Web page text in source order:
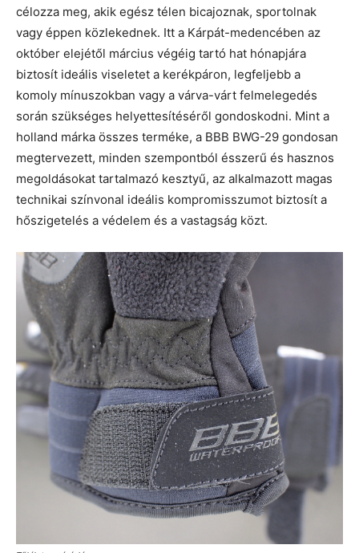
célozza meg, akik egész télen bicajoznak, sportolnak
vagy éppen közlekednek. Itt a Kárpát-medencében az
október elejétől március végéig tartó hat hónapjára
biztosít ideális viseletet a kerékpáron, legfeljebb a
komoly mínuszokban vagy a várva-várt felmelegedés
során szükséges helyettesítéséről gondoskodni. Mint a
holland márka összes terméke, a BBB BWG-29 gondosan
megtervezett, minden szempontból ésszerű és hasznos
megoldásokat tartalmazó kesztyű, az alkalmazott magas
technikai színvonal ideális kompromisszumot biztosít a
hőszigetelés a védelem és a vastagság közt.